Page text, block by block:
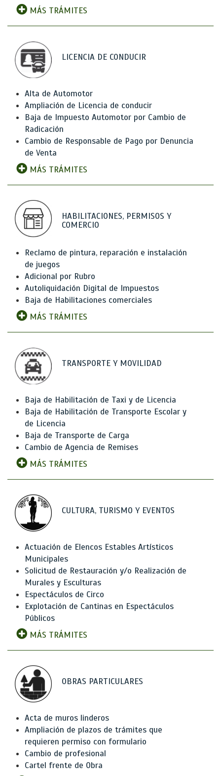
MÁS TRÁMITES
LICENCIA DE CONDUCIR
Alta de Automotor
Ampliación de Licencia de conducir
Baja de Impuesto Automotor por Cambio de
Radicación
Cambio de Responsable de Pago por Denuncia
de Venta
MÁS TRÁMITES
HABILITACIONES, PERMISOS Y
COMERCIO
Reclamo de pintura, reparación e instalación
de juegos
Adicional por Rubro
Autoliquidación Digital de Impuestos
Baja de Habilitaciones comerciales
MÁS TRÁMITES
TRANSPORTE Y MOVILIDAD
Baja de Habilitación de Taxi y de Licencia
Baja de Habilitación de Transporte Escolar y
de Licencia
Baja de Transporte de Carga
Cambio de Agencia de Remises
MÁS TRÁMITES
CULTURA, TURISMO Y EVENTOS
Actuación de Elencos Estables Artísticos
Municipales
Solicitud de Restauración y/o Realización de
Murales y Esculturas
Espectáculos de Circo
Explotación de Cantinas en Espectáculos
Públicos
MÁS TRÁMITES
OBRAS PARTICULARES
Acta de muros linderos
Ampliación de plazos de trámites que
requieren permiso con formulario
Cambio de profesional
Cartel frente de Obra